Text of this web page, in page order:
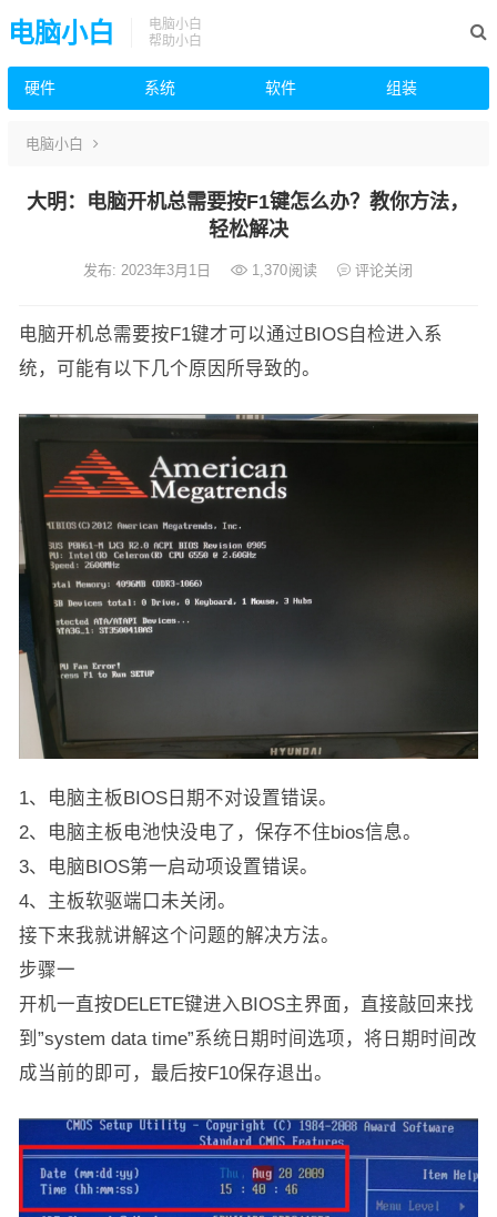
电脑小白
电脑小白
帮助小白
硬件 系统 软件 组装
电脑小白
大明：电脑开机总需要按F1键怎么办？教你方法，
轻松解决
发布: 2023年3月1日 1,370阅读 评论关闭
电脑开机总需要按F1键才可以通过BIOS自检进入系
统，可能有以下几个原因所导致的。
1、电脑主板BIOS日期不对设置错误。
2、电脑主板电池快没电了，保存不住bios信息。
3、电脑BIOS第一启动项设置错误。
4、主板软驱端口未关闭。
接下来我就讲解这个问题的解决方法。
步骤一
开机一直按DELETE键进入BIOS主界面，直接敲回来找
到”system data time”系统日期时间选项，将日期时间改
成当前的即可，最后按F10保存退出。